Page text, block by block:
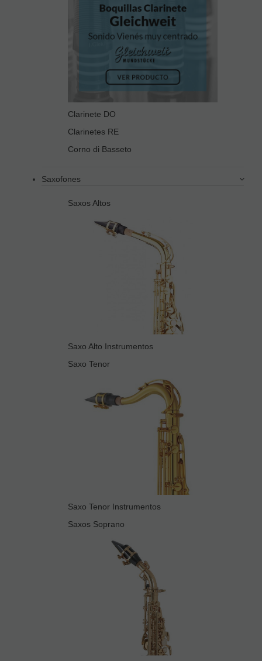
Clarinete DO
Clarinetes RE
Corno di Basseto
Saxofones
Saxos Altos
Saxo Alto Instrumentos
Saxo Tenor
Saxo Tenor Instrumentos
Saxos Soprano